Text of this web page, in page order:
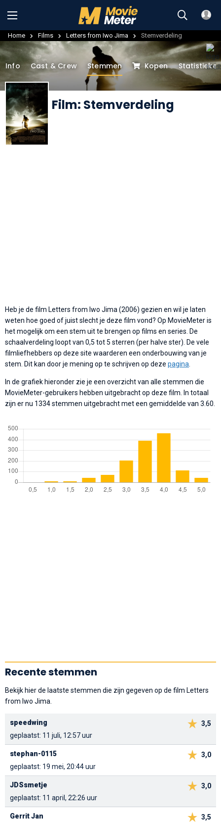
Home Films Letters from Iwo Jima Stemverdeling
Film: Stemverdeling
Info Cast & Crew Stemmen Kopen
Heb je de film Letters from Iwo Jima (2006) gezien en wil je laten
weten hoe goed of juist slecht je deze film vond? Op MovieMeter is
het mogelijk om een stem uit te brengen op films en series. De
schaalverdeling loopt van 0,5 tot 5 sterren (per halve ster). De vele
filmliefhebbers op deze site waarderen een onderbouwing van je
stem. Dit kan door je mening op te schrijven op deze pagina.
In de grafiek hieronder zie je een overzicht van alle stemmen die
MovieMeter-gebruikers hebben uitgebracht op deze film. In totaal
zijn er nu 1334 stemmen uitgebracht met een gemiddelde van 3.60.
Recente stemmen
Bekijk hier de laatste stemmen die zijn gegeven op de film Letters
from Iwo Jima.
3,5
speedwing
geplaatst: 11 juli, 12:57 uur
3,0
stephan-0115
geplaatst: 19 mei, 20:44 uur
3,0
JDSsmetje
geplaatst: 11 april, 22:26 uur
3,5
Gerrit Jan